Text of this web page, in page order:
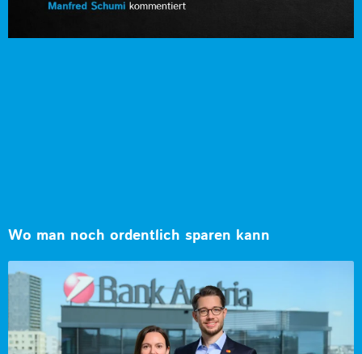
Wo man noch ordentlich sparen kann